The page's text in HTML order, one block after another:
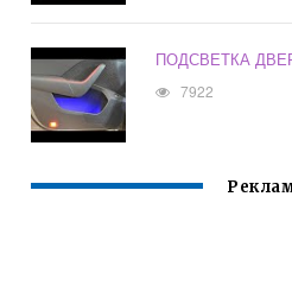
ПОДСВЕТКА
7922